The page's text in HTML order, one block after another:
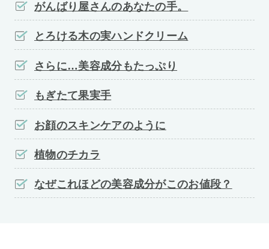
がんばり屋さんのあなたの手。
とろける木の実ハンドクリーム
さらに…美容成分もたっぷり
もぎたて果実手
お顔のスキンケアのように
植物のチカラ
なぜこれほどの美容成分がこのお値段？